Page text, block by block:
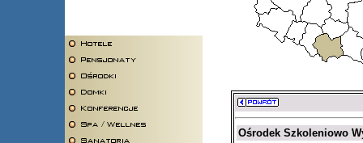
Ośrodek Szkoleniowo